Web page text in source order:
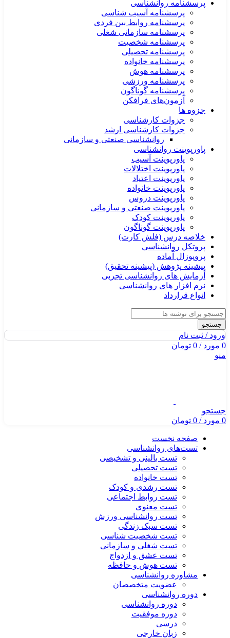
پرسشنامه روانشناسی
پرسشنامه آسیب شناسی
پرسشنامه روابط بین فردی
پرسشنامه سازمانی شغلی
پرسشنامه شخصیت
پرسشنامه تحصیلی
پرسشنامه خانواده
پرسشنامه هوش
پرسشنامه ورزشی
پرسشنامه گوناگون
آزمون‌های فرافکن
جزوه ها
جزوات کارشناسی
جزوات کارشناسی ارشد
روانشناسی صنعتی و سازمانی
پاورپوینت روانشناسی
پاورپوینت آسیب
پاورپوینت اختلالات
پاورپوینت اعتیاد
پاورپوینت خانواده
پاورپوینت دروس
پاورپوینت صنعتی و سازمانی
پاورپوینت کودک
پاورپوینت گوناگون
خلاصه درس (فلش کارت)
پروتکل روانشناسی
پروپوزال آماده
پیشینه پژوهش (پیشینه تحقیق)
آزمایش های روانشناسی تجربی
نرم افزار های روانشناسی
انواع قرارداد
جستجو
ورود / ثبت نام
0 مورد/
0 تومان
منو
جستجو
0 مورد/
0 تومان
صفحه نخست
تست‌های روانشناسی
تست بالینی و تشخیصی
تست تحصیلی
تست خانواده
تست رشدی و کودک
تست روابط اجتماعی
تست معنوی
تست روانشناسی ورزش
تست سبک زندگی
تست شخصیت شناسی
تست شغلی و سازمانی
تست عشق و ازدواج
تست هوش و حافظه
مشاوره روانشناسی
عضویت متخصصان
دوره روانشناسی
دوره روانشناسی
دوره موفقیت
درسی
زبان خارجی